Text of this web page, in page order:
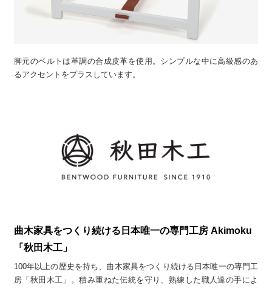
脚元のベルトは革調の合成皮革を使用。シンプルな中に高級感のあ
るアクセントをプラスしています。
曲木家具をつくり続ける日本唯一の専門工房 Akimoku
「秋田木工」
100年以上の歴史を持ち、曲木家具をつくり続ける日本唯一の専門工
房「秋田木工」。積み重ねた伝統を守り、熟練した職人達の手によ